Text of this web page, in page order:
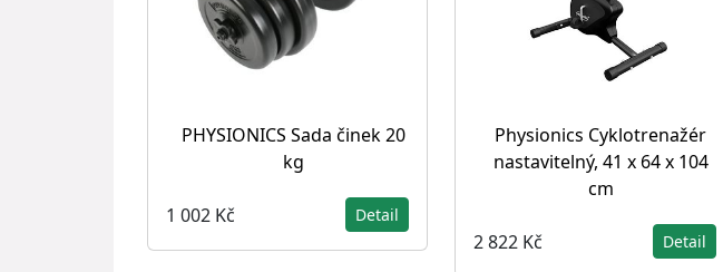
PHYSIONICS Sada činek 20
kg
1 002 Kč Detail
Physionics Cyklotrenažér
nastavitelný, 41 x 64 x 104
cm
2 822 Kč Detail